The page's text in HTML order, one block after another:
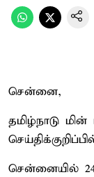
சென்னை,
தமிழ்நாடு
சென்னையில்